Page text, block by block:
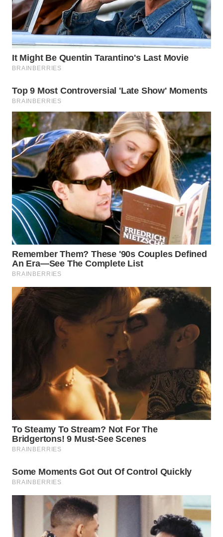
WN
KEPULAUAN
SERIBU
WN
TANGERANG
WN
BINJAI
WN
CIREBON
WN
INDRAMAYU
WN
KUNINGAN
WN
MAJALENGKA
WN
SUBANG
WN
WN
PRIANGAN
WN
SEMARANG
WN
SOLO
BOROBUDUR